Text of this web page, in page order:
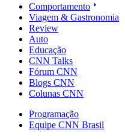
Comportamento
Viagem & Gastronomia
Review
Auto
Educação
CNN Talks
Fórum CNN
Blogs CNN
Colunas CNN
Programação
Equipe CNN Brasil